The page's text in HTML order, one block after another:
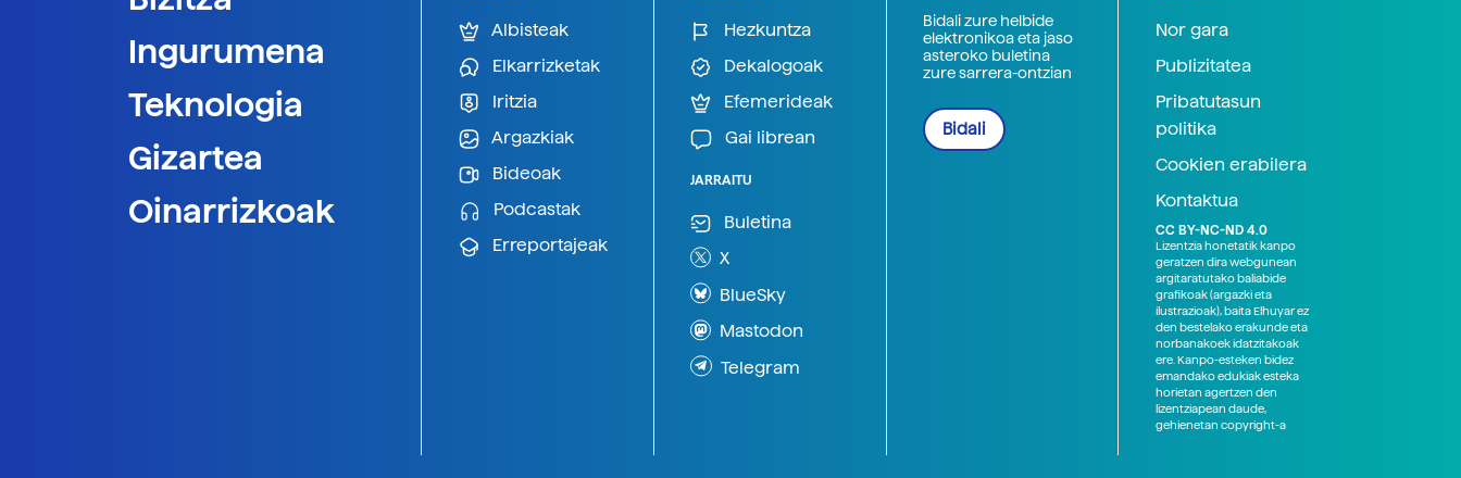
Ingurumena
Teknologia
Gizartea
Oinarrizkoak
Albisteak
Elkarrizketak
Iritzia
Argazkiak
Bideoak
Podcastak
Erreportajeak
Hezkuntza
Dekalogoak
Efemerideak
Gai librean
JARRAITU
Buletina
X
BlueSky
Mastodon
Telegram
Bidali zure helbide
elektronikoa eta jaso
asteroko buletina
zure sarrera-ontzian
Bidali
Nor gara
Publizitatea
Pribatutasun
politika
Cookien erabilera
Kontaktua
CC BY-NC-ND 4.0
Lizentzia honetatik kanpo
geratzen dira webgunean
argitaratutako baliabide
grafikoak (argazki eta
ilustrazioak), baita Elhuyar ez
den bestelako erakunde eta
norbanakoek idatzitakoak
ere. Kanpo-esteken bidez
emandako edukiak esteka
horietan agertzen den
lizentziapean daude,
gehienetan copyright-a